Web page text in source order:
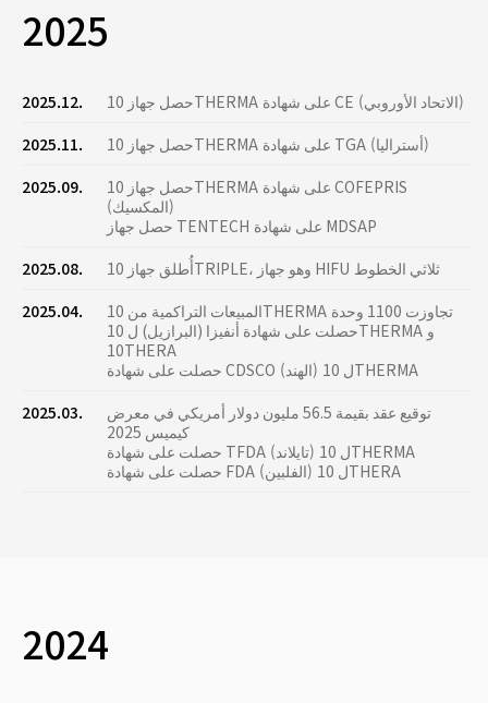
2025
2025.12.
حصل جهاز 10THERMA على شهادة CE (الاتحاد الأوروبي)
2025.11.
حصل جهاز 10THERMA على شهادة TGA (أستراليا)
2025.09.
حصل جهاز 10THERMA على شهادة COFEPRIS
(المكسيك)
حصل جهاز TENTECH على شهادة MDSAP
2025.08.
أُطلق جهاز 10TRIPLE، وهو جهاز HIFU ثلاثي الخطوط
2025.04.
المبيعات التراكمية من 10THERMA تجاوزت 1100 وحدة
حصلت على شهادة أنفيزا (البرازيل) ل 10THERMA و
10THERA
حصلت على شهادة CDSCO (الهند) ل 10THERMA
2025.03.
توقيع عقد بقيمة 56.5 مليون دولار أمريكي في معرض
كيميس 2025
حصلت على شهادة TFDA (تايلاند) ل 10THERMA
حصلت على شهادة FDA (الفلبين) ل 10THERA
2024